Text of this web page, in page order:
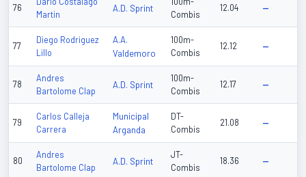
76
Martin
A.D. Sprint
Combis
12.04 —
77
Diego Rodriguez
Lillo
A.A.
Valdemoro
100m-
Combis
12.12 —
78
Andres
Bartolome Clap
A.D. Sprint
100m-
Combis
12.17 —
79
Carlos Calleja
Carrera
Municipal
Arganda
DT-
Combis
21.08 —
80
Andres
Bartolome Clap
A.D. Sprint
JT-
Combis
18.36 —